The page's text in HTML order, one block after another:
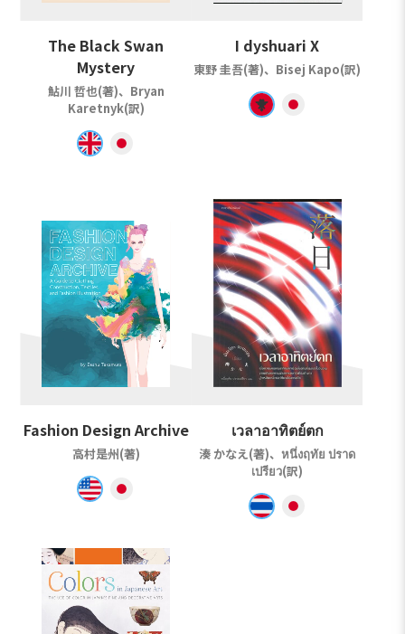
The Black Swan
Mystery
鮎川 哲也(著)、Bryan
Karetnyk(訳)
I dyshuari X
東野 圭吾(著)、Bisej Kapo(訳)
Fashion Design Archive
高村是州(著)
เวลาอาทิตย์ตก
湊 かなえ(著)、หนึ่งฤทัย ปราด
เปรียว(訳)